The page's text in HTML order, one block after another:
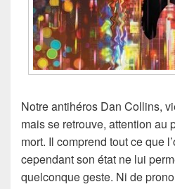
Notre antihéros Dan Collins,
mais se retrouve, attention au
mort. Il comprend tout ce que
cependant son état ne lui
quelconque geste. Ni de